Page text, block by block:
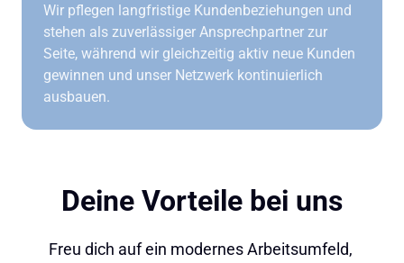
Wir pflegen langfristige Kundenbeziehungen und
stehen als zuverlässiger Ansprechpartner zur
Seite, während wir gleichzeitig aktiv neue Kunden
gewinnen und unser Netzwerk kontinuierlich
ausbauen.
Deine Vorteile bei uns
Freu dich auf ein modernes Arbeitsumfeld,